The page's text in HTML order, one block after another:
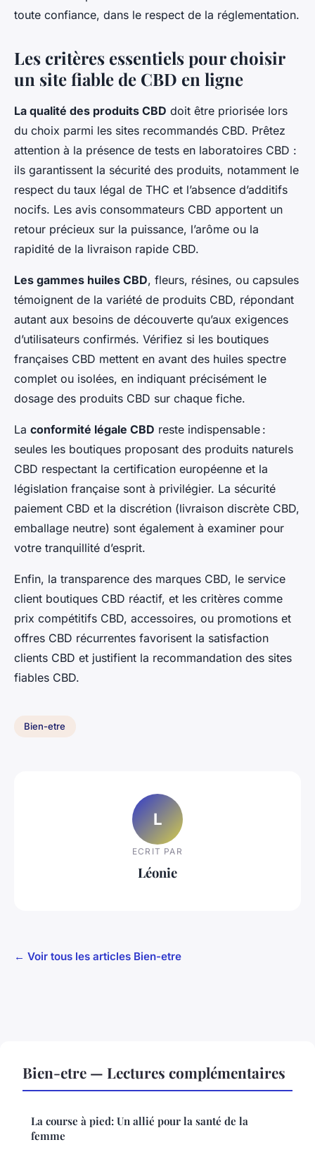
toute confiance, dans le respect de la réglementation.
Les critères essentiels pour choisir
un site fiable de CBD en ligne
La qualité des produits CBD doit être priorisée lors
du choix parmi les sites recommandés CBD. Prêtez
attention à la présence de tests en laboratoires CBD :
ils garantissent la sécurité des produits, notamment le
respect du taux légal de THC et l’absence d’additifs
nocifs. Les avis consommateurs CBD apportent un
retour précieux sur la puissance, l’arôme ou la
rapidité de la livraison rapide CBD.
Les gammes huiles CBD, fleurs, résines, ou capsules
témoignent de la variété de produits CBD, répondant
autant aux besoins de découverte qu’aux exigences
d’utilisateurs confirmés. Vérifiez si les boutiques
françaises CBD mettent en avant des huiles spectre
complet ou isolées, en indiquant précisément le
dosage des produits CBD sur chaque fiche.
La conformité légale CBD reste indispensable :
seules les boutiques proposant des produits naturels
CBD respectant la certification européenne et la
législation française sont à privilégier. La sécurité
paiement CBD et la discrétion (livraison discrète CBD,
emballage neutre) sont également à examiner pour
votre tranquillité d’esprit.
Enfin, la transparence des marques CBD, le service
client boutiques CBD réactif, et les critères comme
prix compétitifs CBD, accessoires, ou promotions et
offres CBD récurrentes favorisent la satisfaction
clients CBD et justifient la recommandation des sites
fiables CBD.
Bien-etre
L
ECRIT PAR
Léonie
← Voir tous les articles Bien-etre
Bien-etre — Lectures complémentaires
La course à pied: Un allié pour la santé de la
femme